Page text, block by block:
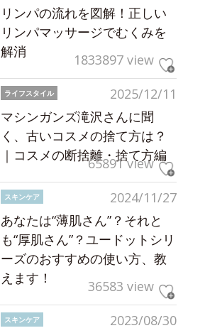
リンパの流れを図解！正しい
リンパマッサージでむくみを
解消
1833897 view
2025/12/11
ライフスタイル
マシンガンズ滝沢さんに聞
く、古いコスメの捨て方は？
｜コスメの断捨離・捨て方編
65891 view
2024/11/27
スキンケア
あなたは“薄肌さん”？それと
も“厚肌さん”？ユードットシリ
ーズのおすすめの使い方、教
えます！
36583 view
2023/08/30
スキンケア